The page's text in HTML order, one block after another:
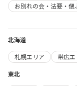
お別れの会・法要・偲
北海道
札幌エリア
帯広エ
東北